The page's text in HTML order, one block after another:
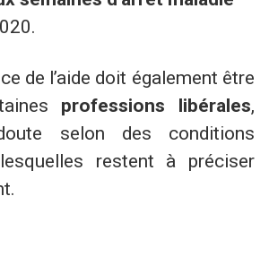
de l’aide doit également être
professions libérales,
selon des conditions
restent à préciser